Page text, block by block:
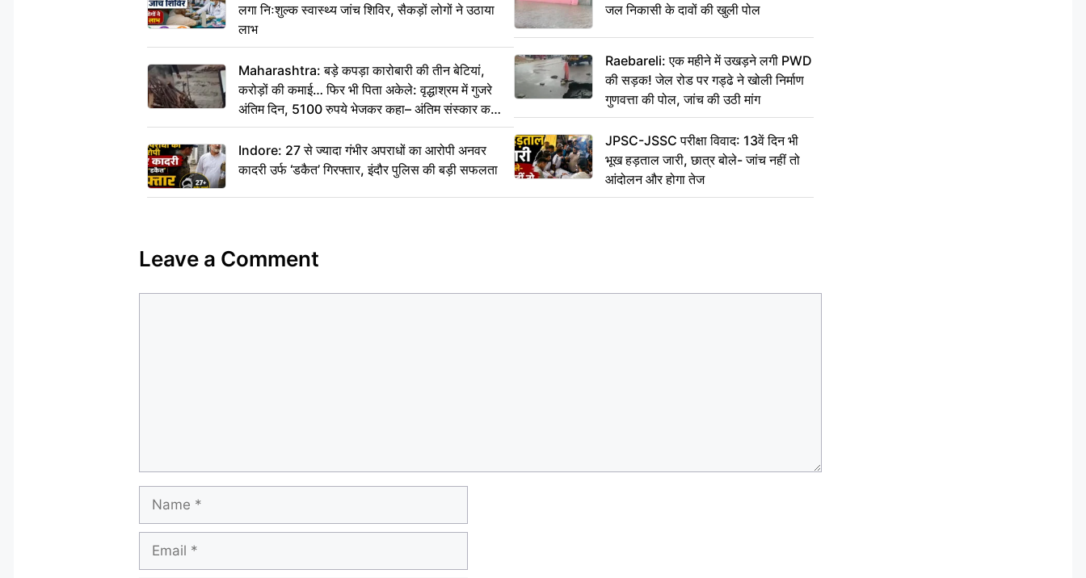
लगा निःशुल्क स्वास्थ्य जांच शिविर, सैकड़ों लोगों ने उठाया
लाभ
Maharashtra: बड़े कपड़ा कारोबारी की तीन बेटियां,
करोड़ों की कमाई… फिर भी पिता अकेले: वृद्धाश्रम में गुजरे
अंतिम दिन, 5100 रुपये भेजकर कहा– अंतिम संस्कार कर
दीजिए हम नहीं आ पाएंगे
Indore: 27 से ज्यादा गंभीर अपराधों का आरोपी अनवर
कादरी उर्फ ‘डकैत’ गिरफ्तार, इंदौर पुलिस की बड़ी सफलता
जल निकासी के दावों की खुली पोल
Raebareli: एक महीने में उखड़ने लगी PWD
की सड़क! जेल रोड पर गड्ढे ने खोली निर्माण
गुणवत्ता की पोल, जांच की उठी मांग
JPSC-JSSC परीक्षा विवाद: 13वें दिन भी
भूख हड़ताल जारी, छात्र बोले- जांच नहीं तो
आंदोलन और होगा तेज
Leave a Comment
Name
Email